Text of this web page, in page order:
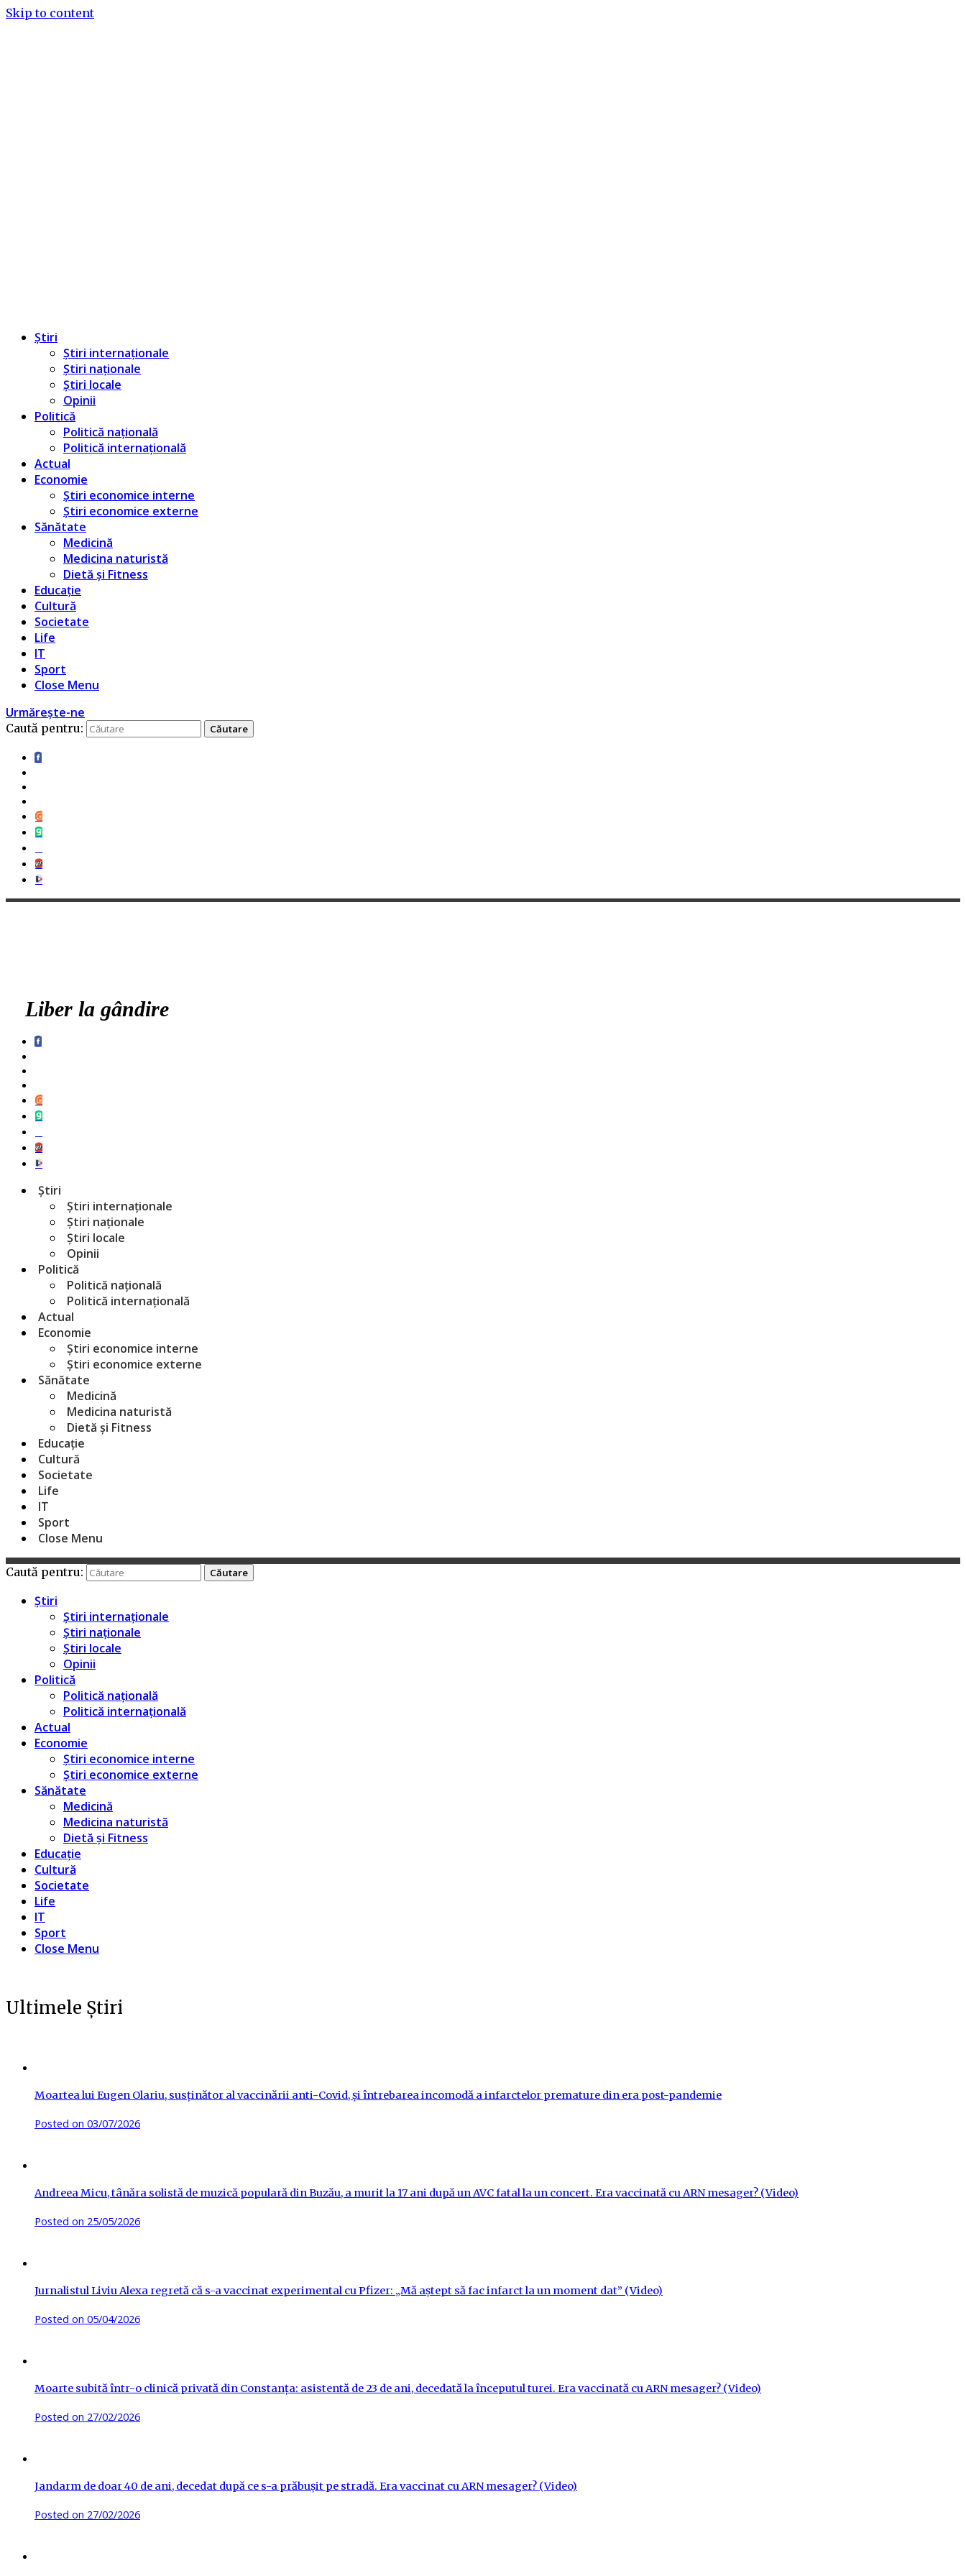
Skip to content
Știri
Știri internaționale
Știri naționale
Știri locale
Opinii
Politică
Politică națională
Politică internațională
Actual
Economie
Știri economice interne
Știri economice externe
Sănătate
Medicină
Medicina naturistă
Dietă și Fitness
Educație
Cultură
Societate
Life
IT
Sport
Close Menu
Urmărește-ne
Caută pentru:
Liber la gândire
Știri
Știri internaționale
Știri naționale
Știri locale
Opinii
Politică
Politică națională
Politică internațională
Actual
Economie
Știri economice interne
Știri economice externe
Sănătate
Medicină
Medicina naturistă
Dietă și Fitness
Educație
Cultură
Societate
Life
IT
Sport
Close Menu
Caută pentru:
Știri
Știri internaționale
Știri naționale
Știri locale
Opinii
Politică
Politică națională
Politică internațională
Actual
Economie
Știri economice interne
Știri economice externe
Sănătate
Medicină
Medicina naturistă
Dietă și Fitness
Educație
Cultură
Societate
Life
IT
Sport
Close Menu
Ultimele Știri
Moartea lui Eugen Olariu, susținător al vaccinării anti-Covid, și întrebarea incomodă a infarctelor premature din era post-pandemie
Posted on 03/07/2026
Andreea Micu, tânăra solistă de muzică populară din Buzău, a murit la 17 ani după un AVC fatal la un concert. Era vaccinată cu ARN mesager? (Video)
Posted on 25/05/2026
Jurnalistul Liviu Alexa regretă că s-a vaccinat experimental cu Pfizer: „Mă aștept să fac infarct la un moment dat” (Video)
Posted on 05/04/2026
Moarte subită într-o clinică privată din Constanța: asistentă de 23 de ani, decedată la începutul turei. Era vaccinată cu ARN mesager? (Video)
Posted on 27/02/2026
Jandarm de doar 40 de ani, decedat după ce s-a prăbușit pe stradă. Era vaccinat cu ARN mesager? (Video)
Posted on 27/02/2026